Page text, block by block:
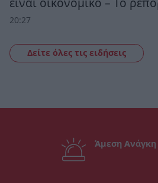
20:27
Δείτε όλες τις ειδήσεις
Άμεση Ανάγκη